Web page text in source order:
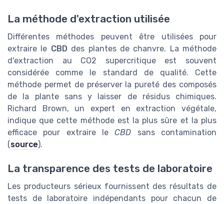
La méthode d'extraction utilisée
Différentes méthodes peuvent être utilisées pour
extraire le CBD des plantes de chanvre. La méthode
d'extraction au CO2 supercritique est souvent
considérée comme le standard de qualité. Cette
méthode permet de préserver la pureté des composés
de la plante sans y laisser de résidus chimiques.
Richard Brown, un expert en extraction végétale,
indique que cette méthode est la plus sûre et la plus
efficace pour extraire leCBD sans contamination
(source).
La transparence des tests de laboratoire
Les producteurs sérieux fournissent des résultats de
tests de laboratoire indépendants pour chacun de